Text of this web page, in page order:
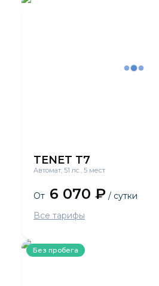
TENET T7
Автомат, 51 лс., 5 мест
От 6 070 ₽ / сутки
Все тарифы
Без пробега